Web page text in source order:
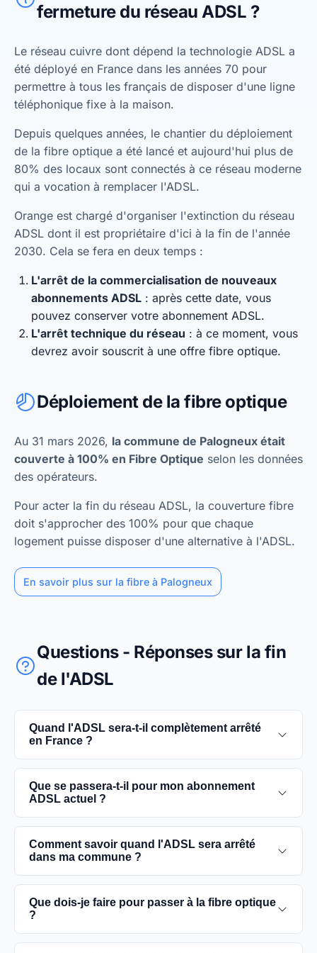
fermeture du réseau ADSL ?
Le réseau cuivre dont dépend la technologie ADSL a
été déployé en France dans les années 70 pour
permettre à tous les français de disposer d'une ligne
téléphonique fixe à la maison.
Depuis quelques années, le chantier du déploiement
de la fibre optique a été lancé et aujourd'hui plus de
80% des locaux sont connectés à ce réseau moderne
qui a vocation à remplacer l'ADSL.
Orange est chargé d'organiser l'extinction du réseau
ADSL dont il est propriétaire d'ici à la fin de l'année
2030. Cela se fera en deux temps :
L'arrêt de la commercialisation de nouveaux
abonnements ADSL : après cette date, vous
pouvez conserver votre abonnement ADSL.
L'arrêt technique du réseau : à ce moment, vous
devrez avoir souscrit à une offre fibre optique.
Déploiement de la fibre optique
Au 31 mars 2026, la commune de Palogneux était
couverte à 100% en Fibre Optique selon les données
des opérateurs.
Pour acter la fin du réseau ADSL, la couverture fibre
doit s'approcher des 100% pour que chaque
logement puisse disposer d'une alternative à l'ADSL.
En savoir plus sur la fibre à Palogneux
Questions - Réponses sur la fin
de l'ADSL
Quand l'ADSL sera-t-il complètement arrêté
en France ?
L'extinction complète du réseau ADSL est prévue
pour 2030. D'ici là, les utilisateurs sont
optique, plus rapides et fiables.
Que se passera-t-il pour mon abonnement
ADSL actuel ?
Vous pouvez continuer à utiliser votre
abonnement ADSL jusqu'à la date de fermeture du
conseillé de passer à la fibre optique dès que
possible pour une meilleure qualité de service.
Comment savoir quand l'ADSL sera arrêté
dans ma commune ?
Les dates précises de fermeture de l'ADSL varient
selon les communes. Vous pouvez trouver ces
commune spécifique.
Que dois-je faire pour passer à la fibre optique
?